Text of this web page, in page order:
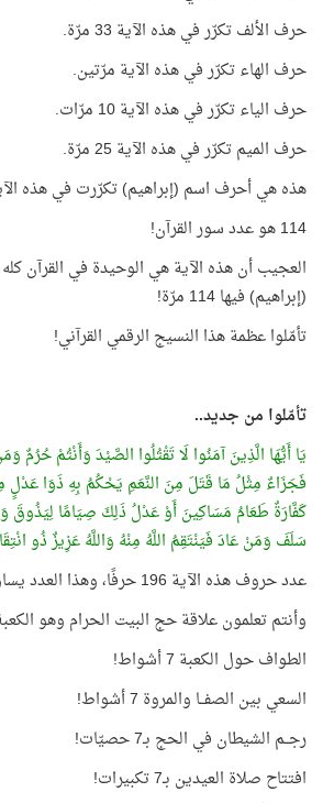
حرف الألف تكرّر في هذه الآية 33 مرّة.
حرف الهاء تكرّر في هذه الآية مرّتين.
حرف الياء تكرّر في هذه الآية 10 مرّات.
حرف الميم تكرّر في هذه الآية 25 مرّة.
هذه هي أحرف اسم (إبراهيم) تكرّرت في هذه
114 هو عدد سور القرآن!
العجيب أن هذه الآية هي الوحيدة في القرآن
(إبراهيم) فيها 114 مرّة!
تأمّلوا عظمة هذا النسيج الرقمي القرآني!
تأمّلوا من جديد..
يَا أَيُّهَا الَّذِينَ آمَنُوا لَا تَقْتُلُوا الصَّيْدَ وَأَنْتُمْ حُرُمٌ
فَجَزَاءٌ مِثْلُ مَا قَتَلَ مِنَ النَّعَمِ يَحْكُمُ بِهِ ذَوَا عَدْلٍ
كَفَّارَةٌ طَعَامُ مَسَاكِينَ أَوْ عَدْلُ ذَلِكَ صِيَامًا لِيَذُوقَ
سَلَفَ وَمَنْ عَادَ فَيَنْتَقِمُ اللَّهُ مِنْهُ وَاللَّهُ عَزِيزٌ ذُو
عدد حروف هذه الآية 196 حرفًا، وهذا العدد يساوي 7 × 7 × 4
وأنتم تعلمون علاقة حج البيت الحرام وهو الكعبة
الطواف حول الكعبة 7 أشواط!
السعي بين الصفــا والمروة 7 أشواط!
رجــم الشيطان في الحج بـ7 حصيّات!
افتتاح صلاة العيدين بـ7 تكبيرات!